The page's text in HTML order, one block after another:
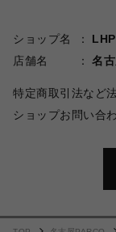
ショップ名
LHP
店舗名
名
特定商取引法など
ショップお問い合